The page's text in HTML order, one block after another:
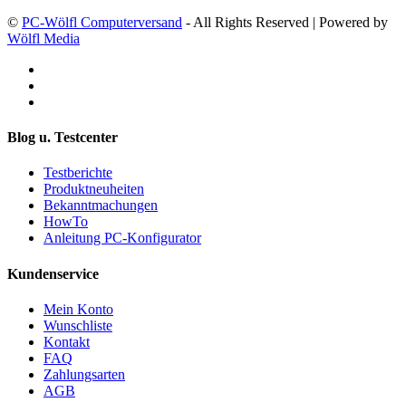
© PC-Wölfl Computerversand - All Rights Reserved | Powered by
Wölfl Media
Blog u. Testcenter
Testberichte
Produktneuheiten
Bekanntmachungen
HowTo
Anleitung PC-Konfigurator
Kundenservice
Mein Konto
Wunschliste
Kontakt
FAQ
Zahlungsarten
AGB